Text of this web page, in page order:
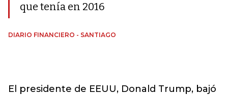
que tenía en 2016
DIARIO FINANCIERO - SANTIAGO
El presidente de EEUU, Donald Trump, bajó